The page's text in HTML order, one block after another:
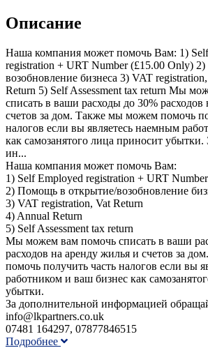
Описание
Наша компания может помочь Bам: 1)
registration + URT Number (£15.00 Only)
возобновление бизнеса 3) VAT
Return 5) Self Assessment tax return Мы
списать в ваши расходы до 30% расходов
счетов за дом. Также мы можем помочь
налогов если вы являетесь наемным
как самозанятого лица приносит убытки.
ин...
Наша компания может помочь Bам:
1) Self Employed registration + URT
2) Помощь в открытие/возобновление
3) VAT registration, Vat Return
4) Annual Return
5) Self Assessment tax return
Мы можем вам помочь списать в ваши
расходов на аренду жилья и счетов за
помочь получить часть налогов если вы
работником и ваш бизнес как
убытки.
За дополнительной информацией
info@lkpartners.co.uk
07481 164297, 07877846515
Подробнее